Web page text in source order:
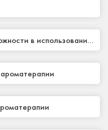
в использовании